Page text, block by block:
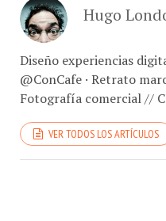
Diseño experiencias
@ConCafe · Retrato
Fotografía comercial //